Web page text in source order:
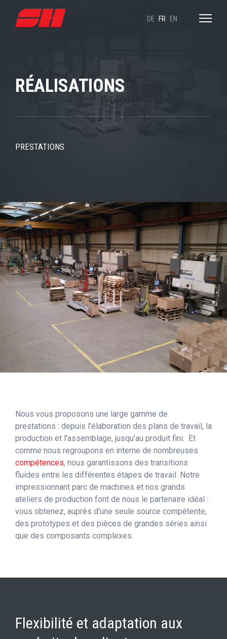
DE FR EN
RÉALISATIONS
PRESTATIONS
Nous vous proposons une large gamme de
prestations : depuis l'élaboration des plans de travail, la
production et l'assemblage, jusqu'au produit fini. Et
comme nous regroupons en interne de nombreuses
compétences, nous garantissons des transitions
fluides entre les différentes étapes de travail. Notre
impressionnant parc de machines et nos grands
ateliers de production font de nous le partenaire idéal :
vous obtenez, auprès d'une seule source compétente,
des prototypes et des pièces de grandes séries ainsi
que des composants complexes.
Flexibilité et adaptation aux